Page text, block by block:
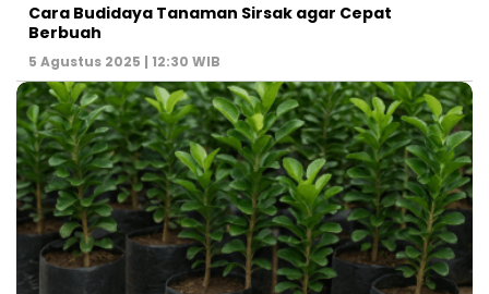
Cara Budidaya Tanaman Sirsak agar Cepat
Berbuah
5 Agustus 2025 | 12:30 WIB